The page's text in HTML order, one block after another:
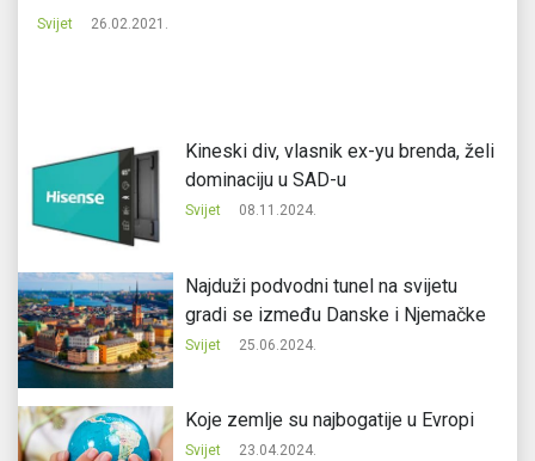
Svijet 26.02.2021.
Kineski div, vlasnik ex-yu brenda, želi
dominaciju u SAD-u
Svijet 08.11.2024.
Najduži podvodni tunel na svijetu
gradi se između Danske i Njemačke
Svijet 25.06.2024.
Koje zemlje su najbogatije u Evropi
Svijet 23.04.2024.